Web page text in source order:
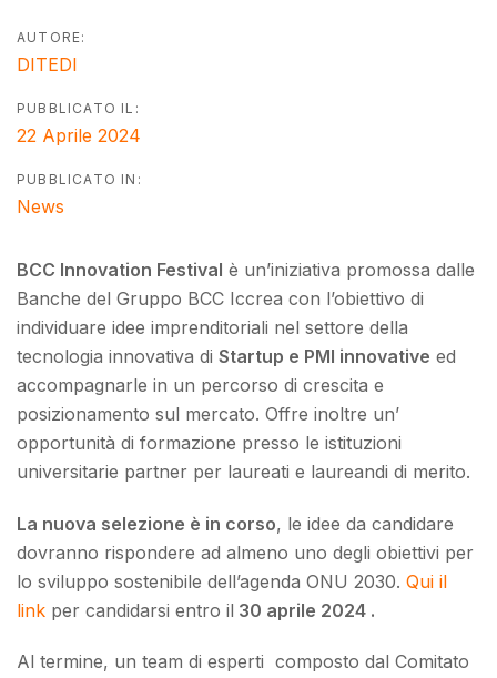
AUTORE:
DITEDI
PUBBLICATO IL:
22 Aprile 2024
PUBBLICATO IN:
News
BCC Innovation Festival è un’iniziativa promossa dalle
Banche del Gruppo BCC Iccrea con l’obiettivo di
individuare idee imprenditoriali nel settore della
tecnologia innovativa di Startup e PMI innovative ed
accompagnarle in un percorso di crescita e
posizionamento sul mercato. Offre inoltre un’
opportunità di formazione presso le istituzioni
universitarie partner per laureati e laureandi di merito.
La nuova selezione è in corso, le idee da candidare
dovranno rispondere ad almeno uno degli obiettivi per
lo sviluppo sostenibile dell’agenda ONU 2030. Qui il
link per candidarsi entro il 30 aprile 2024 .
Al termine, un team di esperti composto dal Comitato